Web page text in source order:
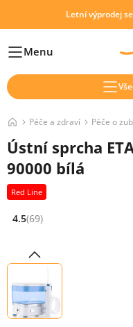
Letní výprodej
HlavníMenu
Péče a zdraví Péče o
Ústní sprcha
90000 bílá
Red Line
Hodnocení: 4.5 z 5 (69
4.5(69)